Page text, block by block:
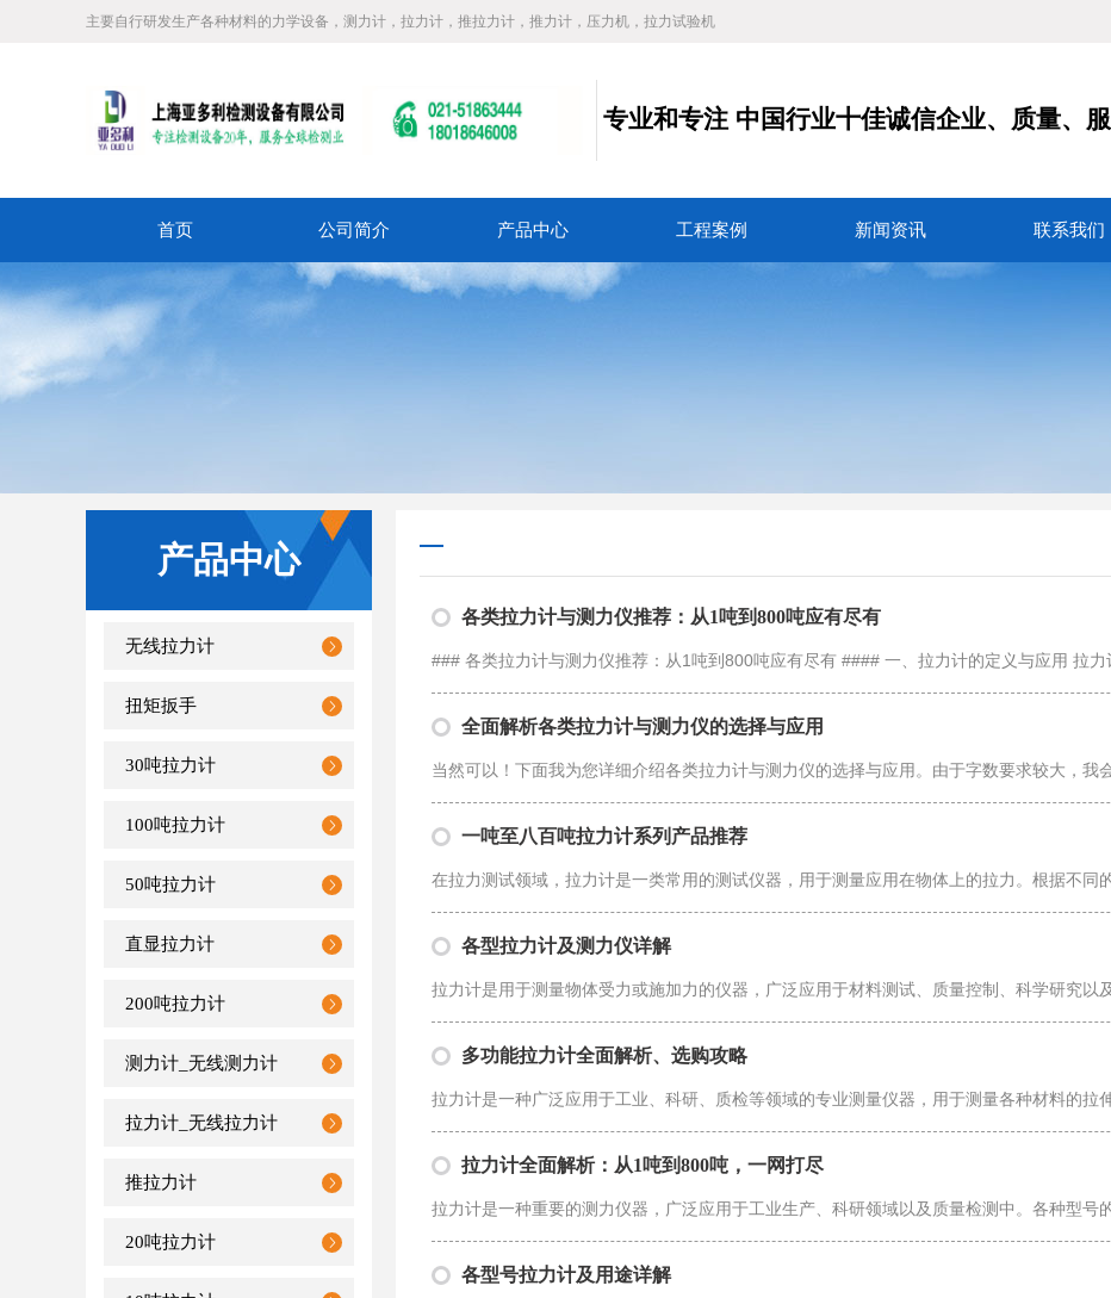
主要自行研发生产各种材料的力学设备，测力计，拉力计，推拉力计，推力计，压力机，拉力试验机
专业和专注 中国行业十佳诚信企业、质量、服
首页 公司简介 产品中心 工程案例 新闻资讯 联系我们
产品中心
无线拉力计
扭矩扳手
30吨拉力计
100吨拉力计
50吨拉力计
直显拉力计
200吨拉力计
测力计_无线测力计
拉力计_无线拉力计
推拉力计
20吨拉力计
各类拉力计与测力仪推荐：从1吨到800吨应有尽有
全面解析各类拉力计与测力仪的选择与应用
一吨至八百吨拉力计系列产品推荐
各型拉力计及测力仪详解
多功能拉力计全面解析、选购攻略
拉力计全面解析：从1吨到800吨，一网打尽
各型号拉力计及用途详解